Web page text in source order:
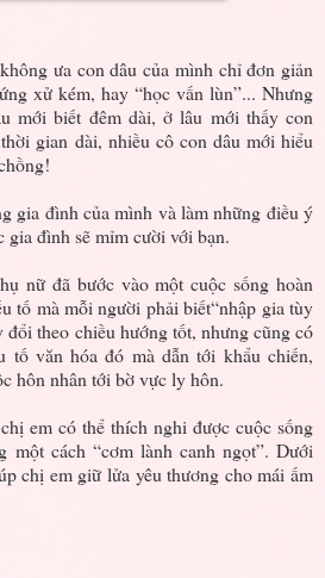
ưa con dâu của mình chỉ đơn giản
xử kém, hay “học vấn lùn”... Nhưng
mới biết đêm dài, ở lâu mới thấy con
gian dài, nhiều cô con dâu mới hiểu
gia đình của mình và làm những điều ý
đình sẽ mỉm cười với bạn.
nữ đã bước vào một cuộc sống hoàn
tố mà mỗi người phải biết“nhập gia tùy
theo chiều hướng tốt, nhưng cũng có
tố văn hóa đó mà dẫn tới khẩu chiến,
hôn nhân tới bờ vực ly hôn.
em có thể thích nghi được cuộc sống
một cách “cơm lành canh ngọt”. Dưới
chị em giữ lửa yêu thương cho mái ấm